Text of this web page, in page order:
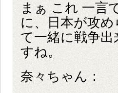
まぁ これ 一言
に、日本が攻
て一緒に戦争
すね。
奈々ちゃん：